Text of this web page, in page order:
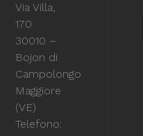
Via Villa,
170
30010 –
Bojon di
Campolongo
Maggiore
(VE)
Telefono: